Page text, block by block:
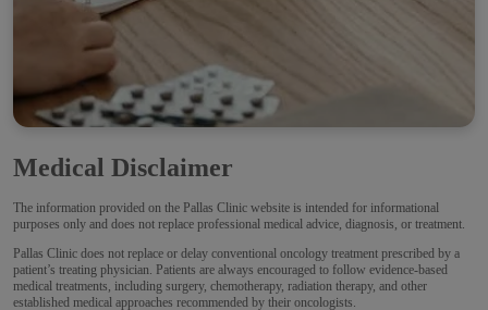
Medical Disclaimer
The information provided on the Pallas Clinic website is intended for informational
purposes only and does not replace professional medical advice, diagnosis, or treatment.
Pallas Clinic does not replace or delay conventional oncology treatment prescribed by a
patient’s treating physician. Patients are always encouraged to follow evidence-based
medical treatments, including surgery, chemotherapy, radiation therapy, and other
established medical approaches recommended by their oncologists.